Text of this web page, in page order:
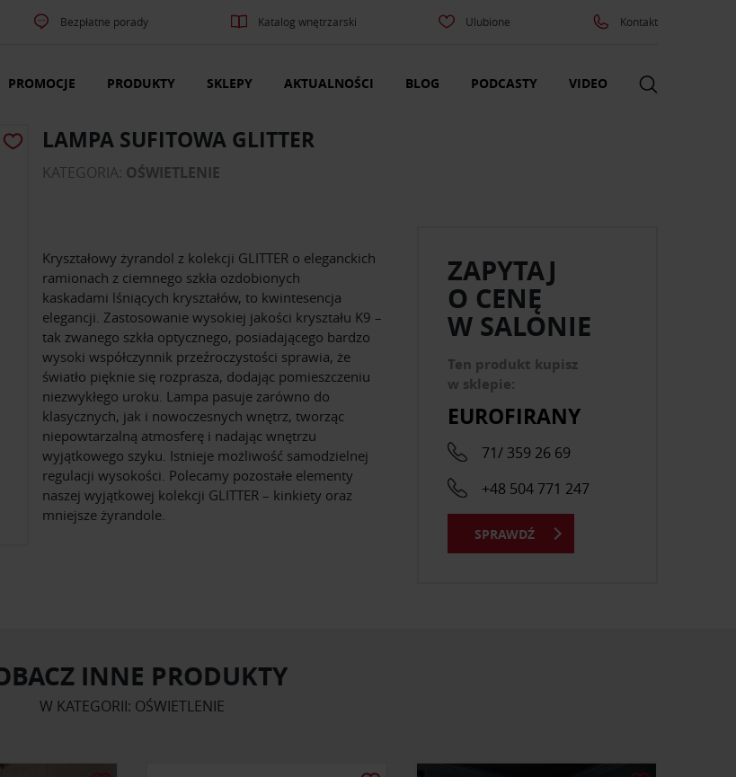
Bezpłatne porady Katalog wnętrzarski Ulubione Kontakt
PROMOCJE PRODUKTY SKLEPY AKTUALNOŚCI BLOG PODCASTY VIDEO
LAMPA SUFITOWA GLITTER
KATEGORIA: OŚWIETLENIE
Kryształowy żyrandol z kolekcji GLITTER o eleganckich
ramionach z ciemnego szkła ozdobionych
kaskadami lśniących kryształów, to kwintesencja
elegancji. Zastosowanie wysokiej jakości kryształu K9 –
tak zwanego szkła optycznego, posiadającego bardzo
wysoki współczynnik przeźroczystości sprawia, że
światło pięknie się rozprasza, dodając pomieszczeniu
niezwykłego uroku. Lampa pasuje zarówno do
klasycznych, jak i nowoczesnych wnętrz, tworząc
niepowtarzalną atmosferę i nadając wnętrzu
wyjątkowego szyku. Istnieje możliwość samodzielnej
regulacji wysokości. Polecamy pozostałe elementy
naszej wyjątkowej kolekcji GLITTER – kinkiety oraz
mniejsze żyrandole.
ZAPYTAJ
O CENĘ
W SALONIE
Ten produkt kupisz
w sklepie:
EUROFIRANY
71/ 359 26 69
+48 504 771 247
SPRAWDŹ
INNE PRODUKTY
W KATEGORII: OŚWIETLENIE